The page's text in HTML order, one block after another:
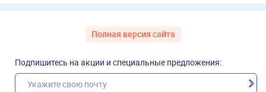
Полная версия сайта
Подпишитесь на акции и специальные предложения: